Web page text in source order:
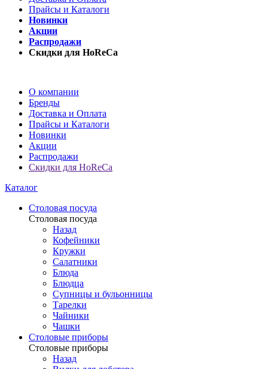
Прайсы и Каталоги
Новинки
Акции
Распродажи
Скидки для HoReCa
О компании
Бренды
Доставка и Оплата
Прайсы и Каталоги
Новинки
Акции
Распродажи
Скидки для HoReCa
Каталог
Столовая посуда
Столовая посуда
Назад
Кофейники
Кружки
Салатники
Блюда
Блюдца
Супницы и бульонницы
Тарелки
Чайники
Чашки
Cтоловые приборы
Cтоловые приборы
Назад